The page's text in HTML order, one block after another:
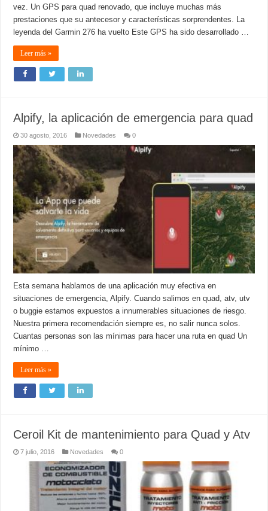
vez. Un GPS para quad renovado, que incluye muchas más
prestaciones que su antecesor y características sorprendentes. La
leyenda del Garmin 276 ha vuelto Este GPS ha sido desarrollado …
Leer más »
Alpify, la aplicación de emergencia para quad
30 agosto, 2016 Novedades 0
Esta semana hablamos de una aplicación muy efectiva en
situaciones de emergencia, Alpify. Cuando salimos en quad, atv, utv
o buggie estamos expuestos a innumerables situaciones de riesgo.
Nuestra primera recomendación siempre es, no salir nunca solos.
Cuantas personas son las mínimas para hacer una ruta en quad Un
mínimo …
Leer más »
Ceroil Kit de mantenimiento para Quad y Atv
7 julio, 2016 Novedades 0